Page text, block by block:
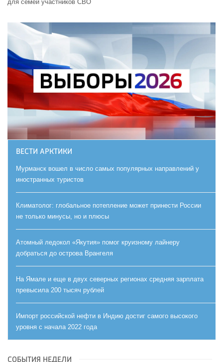
для семей участников СВО
ВЕСТИ АРКТИКИ
Мурманск вошел в число самых популярных направлений у
иностранных туристов
Климатолог: глобальное потепление может принести России
не только минусы, но и плюсы
Атомный ледокол «Якутия» помог круизному лайнеру
добраться до острова Врангеля
На Ямале и еще в двух северных регионах средняя зарплата
превысила 200 тысяч рублей
Импорт российской нефти в Индию достиг самого высокого
уровня с начала 2022 года
СОБЫТИЯ НЕДЕЛИ